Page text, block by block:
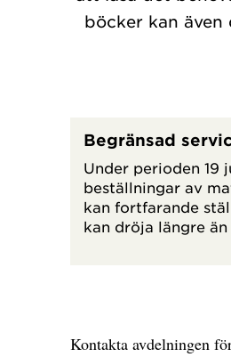
böcker kan även
Begränsad
Under perioden 19
beställningar av
kan fortfarande
kan dröja längre
Kontakta avdelningen